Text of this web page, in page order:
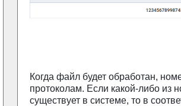
Когда файл будет обработан,
протоколам. Если какой-либо из
существует в системе, то в